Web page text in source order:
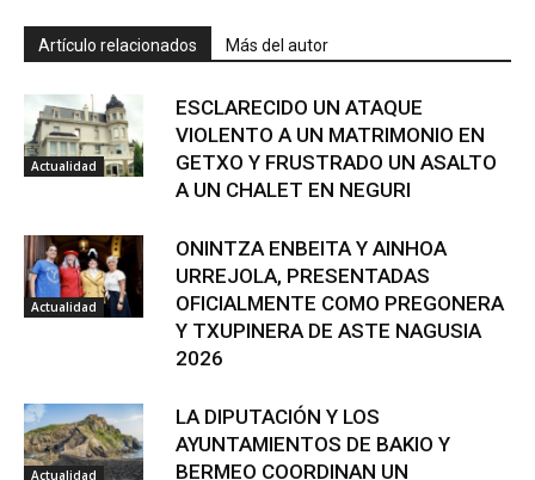
Artículo relacionados Más del autor
Actualidad
ESCLARECIDO UN ATAQUE
VIOLENTO A UN MATRIMONIO EN
GETXO Y FRUSTRADO UN ASALTO
A UN CHALET EN NEGURI
Actualidad
ONINTZA ENBEITA Y AINHOA
URREJOLA, PRESENTADAS
OFICIALMENTE COMO PREGONERA
Y TXUPINERA DE ASTE NAGUSIA
2026
Actualidad
LA DIPUTACIÓN Y LOS
AYUNTAMIENTOS DE BAKIO Y
BERMEO COORDINAN UN